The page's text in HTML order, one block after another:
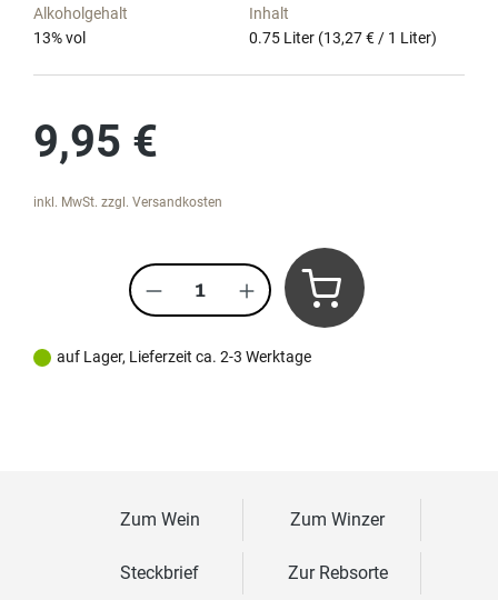
Alkoholgehalt
13% vol
Inhalt
0.75 Liter (13,27 € / 1 Liter)
9,95 €
inkl. MwSt. zzgl. Versandkosten
Produkt Anzahl: Gib den
auf Lager, Lieferzeit ca. 2-3 Werktage
Zum Wein Zum Winzer
Steckbrief Zur Rebsorte